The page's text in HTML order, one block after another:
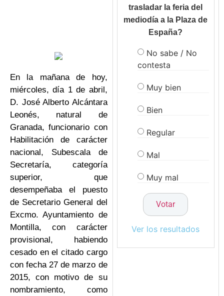
En la mañana de hoy,
miércoles, día 1 de abril,
D. José Alberto Alcántara
Leonés, natural de
Granada, funcionario con
Habilitación de carácter
nacional, Subescala de
Secretaría, categoría
superior, que
desempeñaba el puesto
de Secretario General del
Excmo. Ayuntamiento de
Montilla, con carácter
provisional, habiendo
cesado en el citado cargo
con fecha 27 de marzo de
2015, con motivo de su
nombramiento, como
trasladar la feria del
mediodía a la Plaza de
España?
No sabe / No
contesta
Muy bien
Bien
Regular
Mal
Muy mal
Ver los resultados